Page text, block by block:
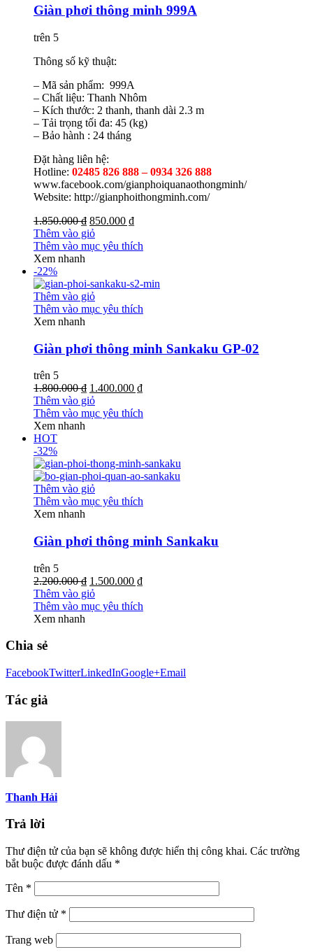
Giàn phơi thông minh 999A
trên 5
Thông số kỹ thuật:
– Mã sản phẩm: 999A
– Chất liệu: Thanh Nhôm
– Kích thước: 2 thanh, thanh dài 2.3 m
– Tải trọng tối đa: 45 (kg)
– Bảo hành : 24 tháng
Đặt hàng liên hệ:
Hotline: 02485 826 888 – 0934 326 888
www.facebook.com/gianphoiquanaothongminh/
Website: http://gianphoithongminh.com/
1.850.000 ₫ 850.000 ₫
Thêm vào giỏ
Thêm vào mục yêu thích
Xem nhanh
-22%
Thêm vào giỏ
Thêm vào mục yêu thích
Xem nhanh
Giàn phơi thông minh Sankaku GP-02
trên 5
1.800.000 ₫ 1.400.000 ₫
Thêm vào giỏ
Thêm vào mục yêu thích
Xem nhanh
HOT
-32%
Thêm vào giỏ
Thêm vào mục yêu thích
Xem nhanh
Giàn phơi thông minh Sankaku
trên 5
2.200.000 ₫ 1.500.000 ₫
Thêm vào giỏ
Thêm vào mục yêu thích
Xem nhanh
Chia sẻ
FacebookTwitterLinkedInGoogle+Email
Tác giả
Thanh Hải
Trả lời
Thư điện tử của bạn sẽ không được hiển thị công khai. Các trường
bắt buộc được đánh dấu *
Tên *
Thư điện tử *
Trang web